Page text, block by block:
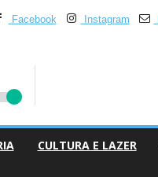
Facebook Instagram
CULTURA E LAZER